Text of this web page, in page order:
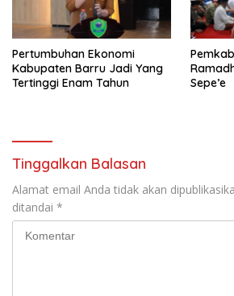
Pertumbuhan Ekonomi
Kabupaten Barru Jadi Yang
Tertinggi Enam Tahun
Sepe’e
Tinggalkan Balasan
Alamat email Anda tidak akan
ditandai *